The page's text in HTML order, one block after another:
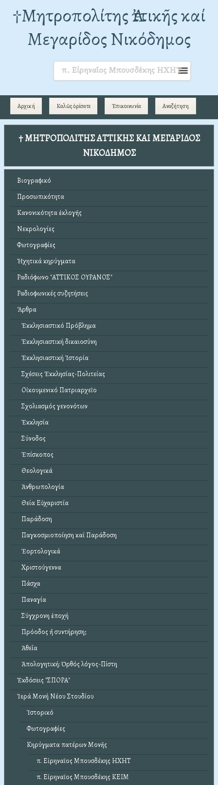
†Mητροπολίτης Ἀττικῆς καί
Μεγαρίδος Νικόδημος
π. Εἰρηναῖος Μπουσδέκης ΗΧΗΤ
Αρχική Καλῶς ὁρίσατε Ἐπικοινωνία Αναζήτηση
† ΜΗΤΡΟΠΟΛΙΤΗΣ ΑΤΤΙΚΗΣ ΚΑΙ ΜΕΓΑΡΙΔΟΣ
ΝΙΚΟΔΗΜΟΣ
Βιογραφικό
Προσωπικότητα
Κανονικότητα ἐκλογῆς
Νεκρολογίες
Φωτογραφίες
Ἠχητικά κηρύγματα
Ραδιόφωνο "ΑΤΤΙΚΟΣ ΟΥΡΑΝΟΣ"
Ραδιοφωνικές συζητήσεις
Ἄρθρα
Ἐκκλησιαστικό Πρόβλημα
Ἐκκλησιαστική δικαιοσύνη
Ἐκκλησιαστική Ἱστορία
Σχέσεις Ἐκκλησίας-Πολιτείας
Οἰκουμενικό Πατριαρχεῖο
Σχολιασμός γενονότων
Ἐκκλησία
Σύνοδος
Ἐπίσκοπος
Θεολογικά
Ἀνθρωπολογία
Θεία Εὐχαριστία
Παράδοση
Παγκοσμιοποίηση καί Παράδοση
Ἑορτολογικά
Χριστούγεννα
Πάσχα
Παναγία
Σύγχρονη ἐποχή
Πρόοδος ἤ συντήρηση;
Ἀθεΐα
Ἀπολογητική: Ὀρθός λόγος-Πίστη
Ἐκδόσεις "ΣΠΟΡΑ"
Ἱερά Μονή Νέου Στουδίου
Ἱστορικό
Φωτογραφίες
Κηρύγματα πατέρων Μονῆς
π. Εἰρηναῖος Μπουσδέκης ΗΧΗΤ
π. Εἰρηναῖος Μπουσδέκης ΚΕΙΜ